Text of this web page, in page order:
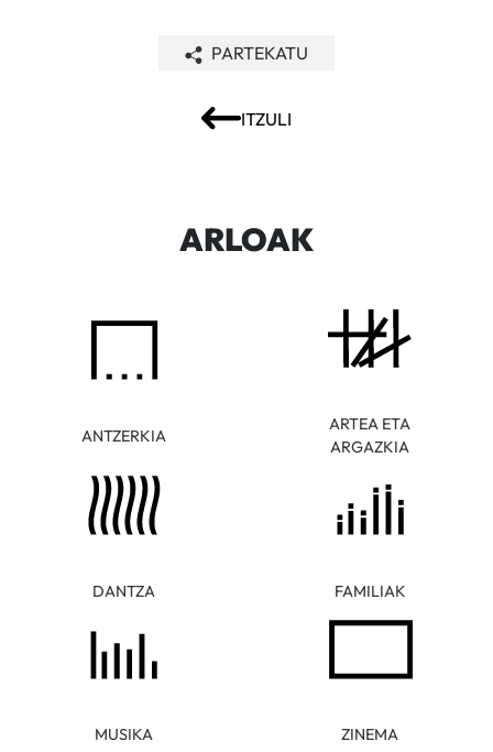
ITZULI
PARTEKATU
ARLOAK
ANTZERKIA
ARTEA ETA
ARGAZKIA
DANTZA FAMILIAK
MUSIKA ZINEMA